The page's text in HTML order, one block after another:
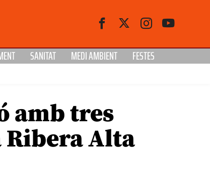
SANITAT MEDI AMBIENT FESTES
amb tres
Ribera Alta